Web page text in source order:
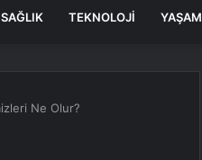
SAĞLIK TEKNOLOJI YAŞAM
Ne Olur?